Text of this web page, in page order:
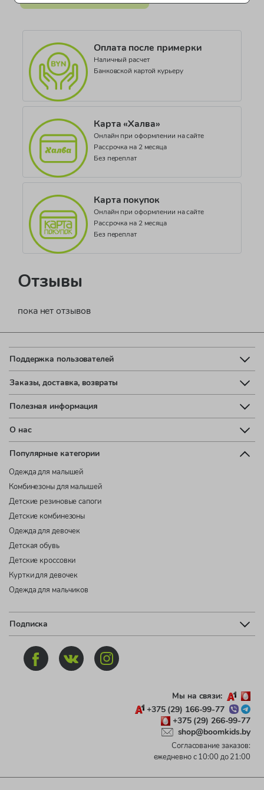
Оплата после примерки
Наличный расчет
Банковской картой курьеру
Карта «Халва»
Онлайн при оформлении на сайте
Рассрочка на 2 месяца
Без переплат
Карта покупок
Онлайн при оформлении на сайте
Рассрочка на 2 месяца
Без переплат
Отзывы
пока нет отзывов
Поддержка пользователей
Заказы, доставка, возвраты
Полезная информация
О нас
Популярные категории
Одежда для малышей
Комбинезоны для малышей
Детские резиновые сапоги
Детские комбинезоны
Одежда для девочек
Детская обувь
Детские кроссовки
Куртки для девочек
Одежда для мальчиков
Подписка
Мы на связи:
+375 (29) 166-99-77
+375 (29) 266-99-77
shop@boomkids.by
Согласование заказов:
ежедневно с 10:00 до 21:00